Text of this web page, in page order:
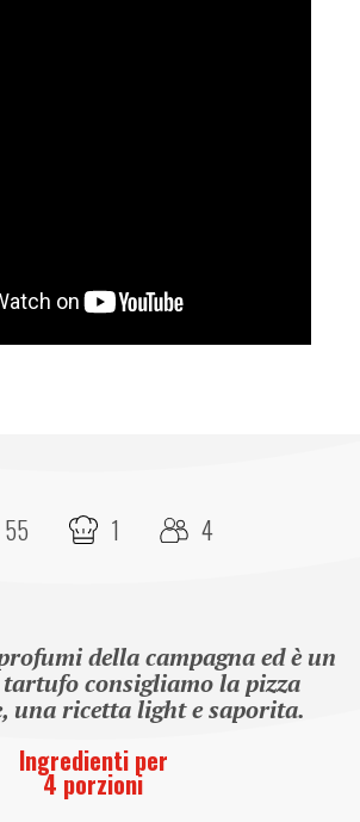
55 1 4
della campagna ed è un
consigliamo la pizza
una ricetta light e saporita.
Ingredienti per
4 porzioni